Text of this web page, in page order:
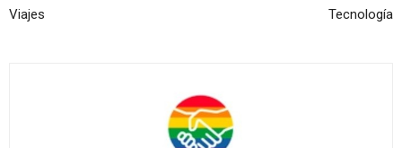
Viajes Tecnología